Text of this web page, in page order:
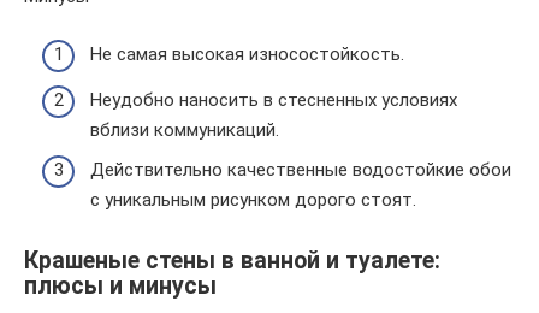
Не самая высокая износостойкость.
Неудобно наносить в стесненных условиях
вблизи коммуникаций.
Действительно качественные водостойкие обои
с уникальным рисунком дорого стоят.
Крашеные стены в ванной и туалете:
плюсы и минусы